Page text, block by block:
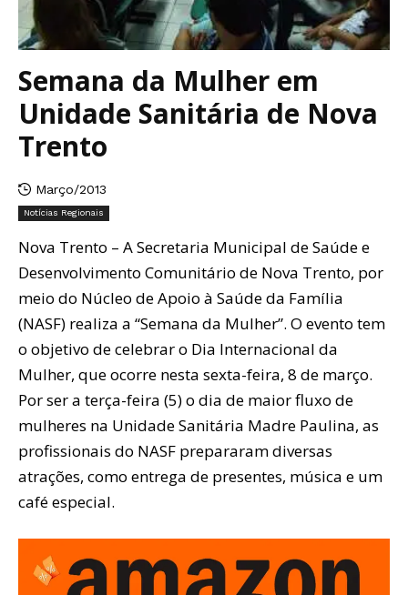
Semana da Mulher em
Unidade Sanitária de Nova
Trento
Março/2013
Notícias Regionais
Nova Trento – A Secretaria Municipal de Saúde e
Desenvolvimento Comunitário de Nova Trento, por
meio do Núcleo de Apoio à Saúde da Família
(NASF) realiza a “Semana da Mulher”. O evento tem
o objetivo de celebrar o Dia Internacional da
Mulher, que ocorre nesta sexta-feira, 8 de março.
Por ser a terça-feira (5) o dia de maior fluxo de
mulheres na Unidade Sanitária Madre Paulina, as
profissionais do NASF prepararam diversas
atrações, como entrega de presentes, música e um
café especial.